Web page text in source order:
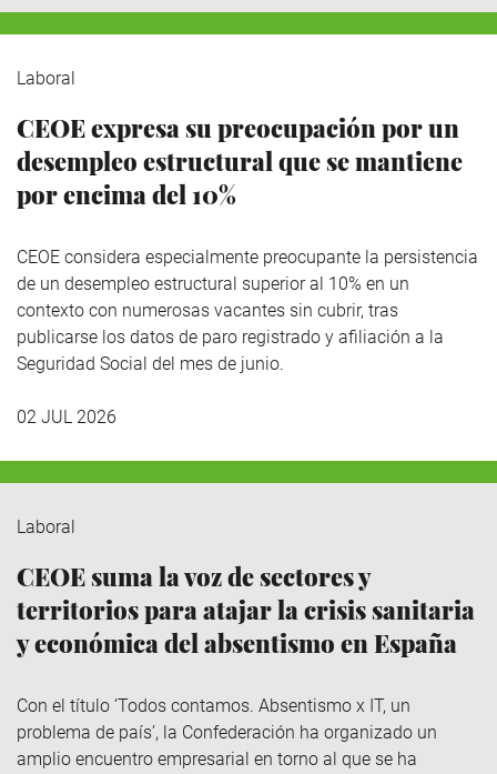
Laboral
CEOE expresa su preocupación por un
desempleo estructural que se mantiene
por encima del 10%
CEOE considera especialmente preocupante la persistencia
de un desempleo estructural superior al 10% en un
contexto con numerosas vacantes sin cubrir, tras
publicarse los datos de paro registrado y afiliación a la
Seguridad Social del mes de junio.
02 JUL 2026
Laboral
CEOE suma la voz de sectores y
territorios para atajar la crisis sanitaria
y económica del absentismo en España
Con el título ‘Todos contamos. Absentismo x IT, un
problema de país’, la Confederación ha organizado un
amplio encuentro empresarial en torno al que se ha